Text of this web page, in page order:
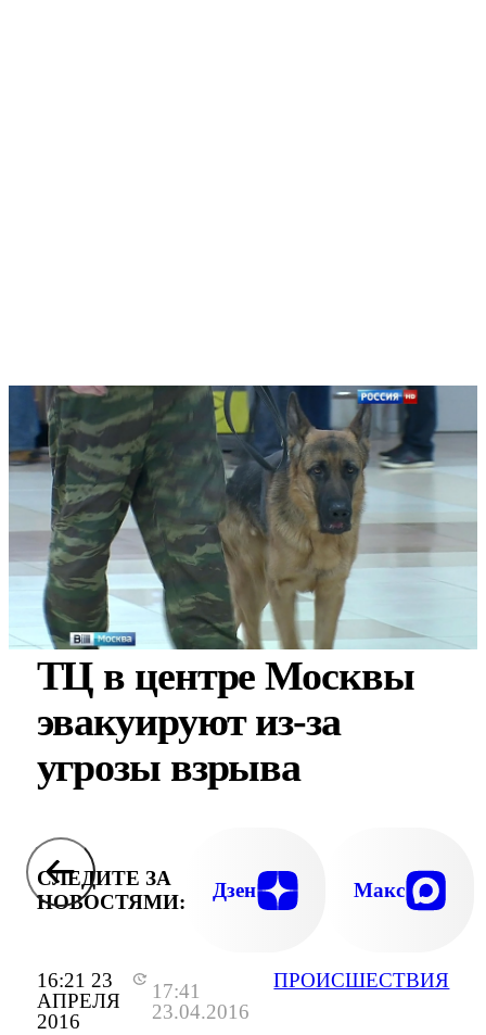
16:21 23
АПРЕЛЯ
2016
17:41
23.04.2016
ПРОИСШЕСТВИЯ
ТЦ в центре Москвы
эвакуируют из-за
угрозы взрыва
СЛЕДИТЕ ЗА
НОВОСТЯМИ:
Дзен Макс